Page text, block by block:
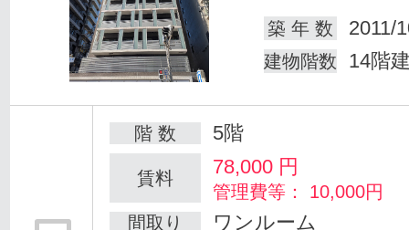
築 年 数
2011/
建物階数 14階
階 数 5階
賃料 78,000 円
管理費等： 10,000円
間取り
ワンルーム